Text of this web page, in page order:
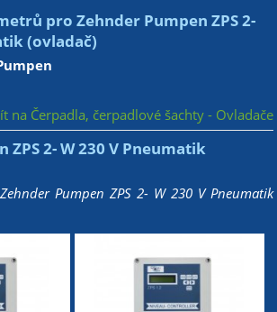
pro Zehnder Pumpen ZPS 2-
(ovladač)
na Čerpadla, čerpadlové šachty - Ovladače
ZPS 2- W 230 V Pneumatik
Zehnder Pumpen ZPS 2- W 230 V Pneumatik